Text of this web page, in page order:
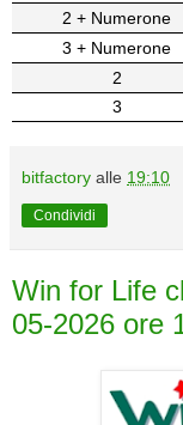
2 + Numerone
3 + Numerone
2
3
bitfactory alle 19:10
Condividi
Win for Life
05-2026 ore